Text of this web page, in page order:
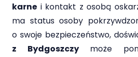
karne i kontakt z osobą
ma status osoby
o swoje bezpieczeństwo,
z Bydgoszczymoże